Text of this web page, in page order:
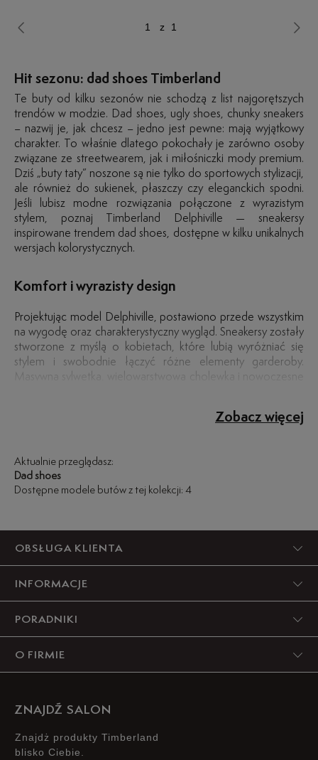
Aktualnie przeglądasz:
Dad shoes
Dostępne modele butów z tej kolekcji: 4
z 1
Zobacz więcej
Hit sezonu: dad shoes Timberland
Te buty od kilku sezonów nie schodzą z list najgorętszych
trendów w modzie. Dad shoes, ugly shoes, chunky sneakers
– nazwij je, jak chcesz – jedno jest pewne: mają wyjątkowy
charakter. To właśnie dlatego pokochały je zarówno osoby
związane ze streetwearem, jak i miłośniczki mody premium.
Dziś „buty taty” noszone są nie tylko do sportowych stylizacji,
ale również do sukienek, płaszczy czy eleganckich spodni.
Jeśli lubisz modne rozwiązania połączone z wyrazistym
stylem, poznaj Timberland Delphiville — sneakersy
inspirowane trendem dad shoes, dostępne w kilku unikalnych
wersjach kolorystycznych.
Komfort i wyrazisty design
Projektując model Delphiville, postawiono przede wszystkim
na wygodę oraz charakterystyczny wygląd. Sneakersy zostały
stworzone z myślą o kobietach, które lubią wyróżniać się
stylem i swobodnie łączyć różne elementy garderoby.
charakteru. Delphiville dobrze prezentują się zarówno z
jeansami, jak i z bardziej eleganckimi elementami garderoby.
budować własny styl bez ograniczeń.
materiałów, które zapewniają wygodę i trwałość podczas
codziennego użytkowania. Skórzana cholewka powstaje ze
konstrukcji wykorzystano również materiał ReBOTL™.
konstrukcji i charakterystycznego designu sprawia, że
Timberland Delphiville świetnie wpisują się w aktualne trendy.
wygodę z mocnym, modowym akcentem.
OBSŁUGA KLIENTA
INFORMACJE
PORADNIKI
O FIRMIE
ZNAJDŹ SALON
Znajdż produkty Timberland
blisko Ciebie.